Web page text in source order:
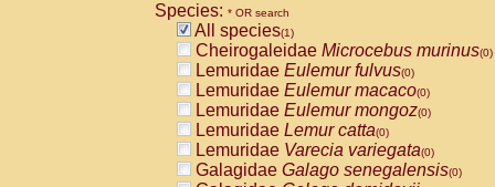
Species: * OR search
All species(1)
Cheirogaleidae Microcebus murinus(0)
Lemuridae Eulemur fulvus(0)
Lemuridae Eulemur macaco(0)
Lemuridae Eulemur mongoz(0)
Lemuridae Lemur catta(0)
Lemuridae Varecia variegata(0)
Galagidae Galago senegalensis(0)